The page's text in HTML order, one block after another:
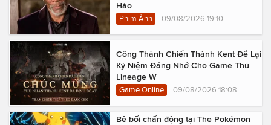
Hảo
Phim Ảnh 09/08/2026 19:10
Công Thành Chiến Thành Kent Để Lại
Kỷ Niệm Đáng Nhớ Cho Game Thủ
Lineage W
Game Online 09/08/2026 18:08
Bê bối chấn động tại The Pokémon